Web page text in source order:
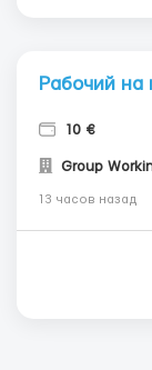
Рабочий на
10 €
Group
13 часов назад